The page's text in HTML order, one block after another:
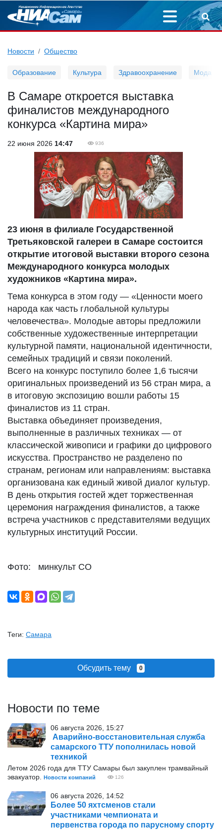
Новости Общество
Образование Культура Здравоохранение Мода
В Самаре откроется выставка
финалистов международного
конкурса «Картина мира»
22 июня 2026 14:47 936
23 июня в филиале Государственной
Третьяковской галереи в Самаре состоится
открытие итоговой выставки второго сезона
Международного конкурса молодых
художников «Картина мира».
Тема конкурса в этом году — «Ценности моего
народа как часть глобальной культуры
человечества». Молодые авторы предложили
собственные художественные интерпретации
культурной памяти, национальной идентичности,
семейных традиций и связи поколений.
Всего на конкурс поступило более 1,6 тысячи
оригинальных произведений из 56 стран мира, а
в итоговую экспозицию вошли работы 15
финалистов из 11 стран.
Выставка объединяет произведения,
выполненные в различных техниках — от
классической живописи и графики до цифрового
искусства. Пространство не разделено по
странам, регионам или направлениям: выставка
организована как единый живой диалог культур.
В день открытия гостей ждет торжественная
церемония награждения финалистов, а также
встреча участников с представителями ведущих
культурных институций России.
Фото: минкульт СО
Теги: Самара
Обсудить тему 0
Новости по теме
06 августа 2026, 15:27
Аварийно-восстановительная служба
самарского ТТУ пополнилась новой
техникой
Летом 2026 года для ТТУ Самары был закуплен трамвайный
эвакуатор.
Новости компаний 126
06 августа 2026, 14:52
Более 50 яхтсменов стали
участниками чемпионата и
первенства города по парусному спорту